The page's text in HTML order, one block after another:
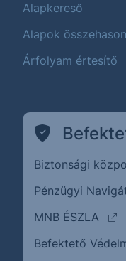
Alapkereső
Alapok
Árfolyam értesítő
Biztonsági
Pénzügyi
MNB ÉSZLA
Befektető